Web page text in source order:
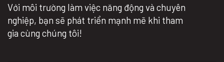
Với môi trường làm việc năng động và chuyên
nghiệp, bạn sẽ phát triển mạnh mẽ khi tham
gia cùng chúng tôi!